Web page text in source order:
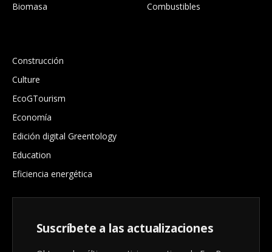
Biomasa
Combustibles
Construcción
Culture
EcoGTourism
Economía
Edición digital Greentology
Education
Eficiencia energética
Suscríbete a las actualizaciones